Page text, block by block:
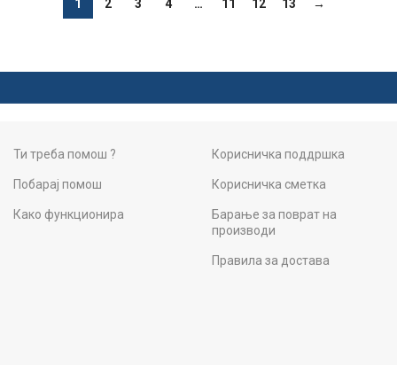
1 2 3 4 … 11 12 13 →
Ти треба помош ?
Побарај помош
Како функционира
Корисничка поддршка
Корисничка сметка
Барање за поврат на
производи
Правила за достава